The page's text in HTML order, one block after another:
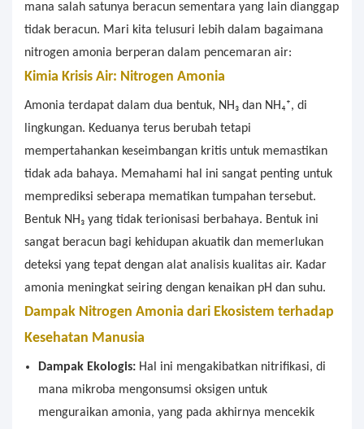
mana salah satunya beracun sementara yang lain dianggap
tidak beracun. Mari kita telusuri lebih dalam bagaimana
nitrogen amonia berperan dalam pencemaran air:
Kimia Krisis Air: Nitrogen Amonia
Amonia terdapat dalam dua bentuk, NH₃ dan NH₄⁺, di
lingkungan. Keduanya terus berubah tetapi
mempertahankan keseimbangan kritis untuk memastikan
tidak ada bahaya. Memahami hal ini sangat penting untuk
memprediksi seberapa mematikan tumpahan tersebut.
Bentuk NH₃ yang tidak terionisasi berbahaya. Bentuk ini
sangat beracun bagi kehidupan akuatik dan memerlukan
deteksi yang tepat dengan alat analisis kualitas air. Kadar
amonia meningkat seiring dengan kenaikan pH dan suhu.
Dampak Nitrogen Amonia dari Ekosistem terhadap
Kesehatan Manusia
Dampak Ekologis: Hal ini mengakibatkan nitrifikasi, di
mana mikroba mengonsumsi oksigen untuk
menguraikan amonia, yang pada akhirnya mencekik